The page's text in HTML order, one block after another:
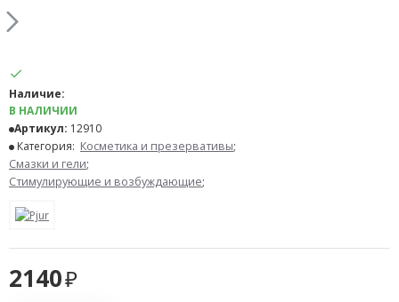
2140
Наличие:
В НАЛИЧИИ
Артикул: 12910
Категория: Косметика и презервативы;
Смазки и гели;
Стимулирующие и возбуждающие;